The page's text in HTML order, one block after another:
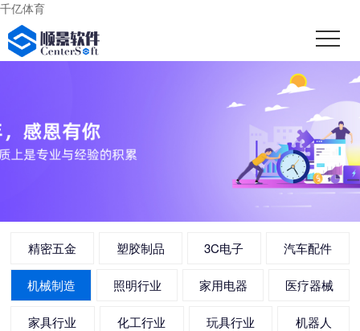
千亿体育
精密五金 塑胶制品 3C电子 汽车配件
机械制造 照明行业 家用电器 医疗器械
家具行业 化工行业 玩具行业 机器人